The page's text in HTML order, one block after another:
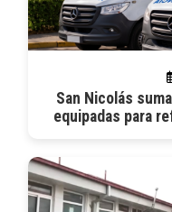
San Nicolás
equipadas para